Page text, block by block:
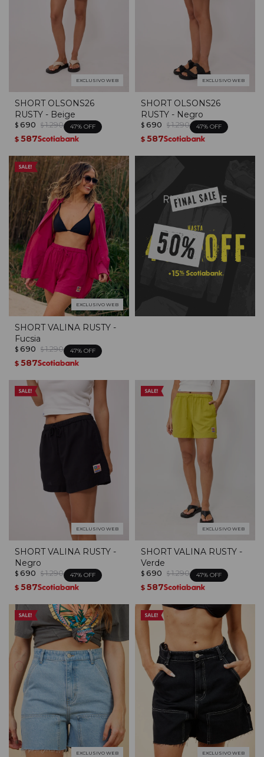
EXCLUSIVO WEB
SHORT OLSONS26
RUSTY - Beige
$ 690 $ 1.290 47
$ 587
EXCLUSIVO WEB
SHORT OLSONS26
RUSTY - Negro
$ 690 $ 1.290 47
$ 587
EXCLUSIVO WEB
SHORT VALINA RUSTY -
Fucsia
$ 690 $ 1.290 47
$ 587
EXCLUSIVO WEB
SHORT VALINA RUSTY -
Negro
$ 690 $ 1.290 47
$ 587
EXCLUSIVO WEB
SHORT VALINA RUSTY -
Verde
$ 690 $ 1.290 47
$ 587
EXCLUSIVO WEB EXCLUSIVO WEB